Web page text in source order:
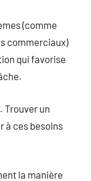
(comme
commerciaux)
qui favorise
Trouver un
à ces besoins
la manière